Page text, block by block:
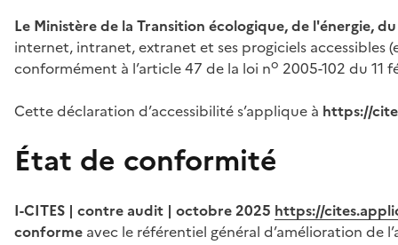
Le Ministère de la Transition écologique, de l'énergie,
internet, intranet, extranet et ses progiciels
conformément à l’article 47 de la loi no 2005-102 du 11
Cette déclaration d’accessibilité s’applique à https://
État de conformité
I-CITES | contre audit | octobre 2025 https://
conforme avec le référentiel général d’amélioration de